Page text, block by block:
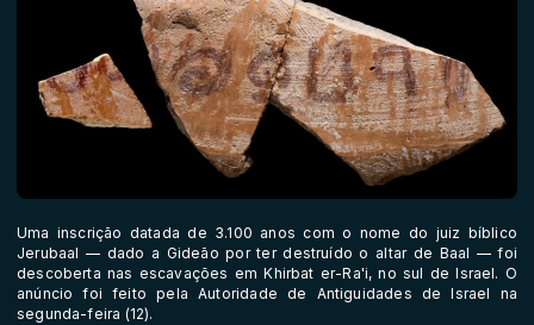
Uma inscrição datada de 3.100 anos com o nome do juiz bíblico
Jerubaal — dado a Gideão por ter destruído o altar de Baal — foi
descoberta nas escavações em Khirbat er-Ra'i, no sul de Israel. O
anúncio foi feito pela Autoridade de Antiguidades de Israel na
segunda-feira (12).